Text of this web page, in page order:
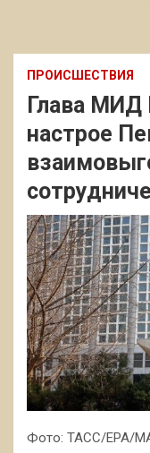
ПРОИСШЕСТВИЯ
Глава МИД
настрое
Фото: ТАСС/EPA/